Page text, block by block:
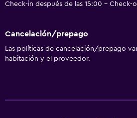
Limpieza diaria
Botiquín de primeros auxilios
Cámaras CCTV en zonas comunes
Check-in después de las 15:00 - Check-
Cancelación/prepago
Las políticas de cancelación/prepago
habitación y el proveedor.